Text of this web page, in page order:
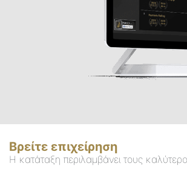
Βρείτε επιχείρηση
Η κατάταξη περιλαμβάνει τους